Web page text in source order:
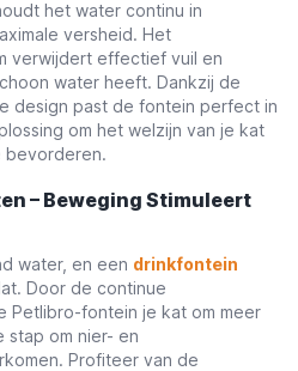
het water continu in
versheid. Het
verwijdert effectief vuil en
water heeft. Dankzij de
design past de fontein perfect in
om het welzijn van je kat
bevorderen.
– Beweging Stimuleert
water, en een drinkfontein
Door de continue
Petlibro-fontein je kat om meer
stap om nier- en
Profiteer van de